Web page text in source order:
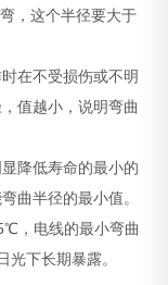
，这个半径要大于
在不受损伤或不明
值越小，说明弯曲
降低寿命的最小的
曲半径的最小值。
，电线的最小弯曲
下长期暴露。